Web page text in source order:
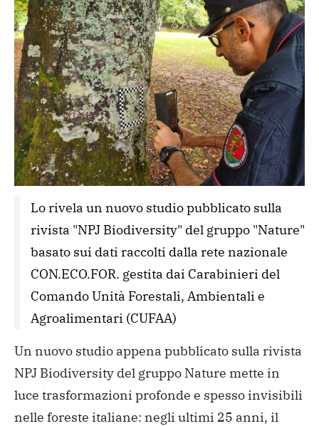
Lo rivela un nuovo studio pubblicato sulla
rivista "NPJ Biodiversity" del gruppo "Nature"
basato sui dati raccolti dalla rete nazionale
CON.ECO.FOR. gestita dai Carabinieri del
Comando Unità Forestali, Ambientali e
Agroalimentari (CUFAA)
Un nuovo studio appena pubblicato sulla rivista
NPJ Biodiversity del gruppo Nature mette in
luce trasformazioni profonde e spesso invisibili
nelle foreste italiane: negli ultimi 25 anni, il